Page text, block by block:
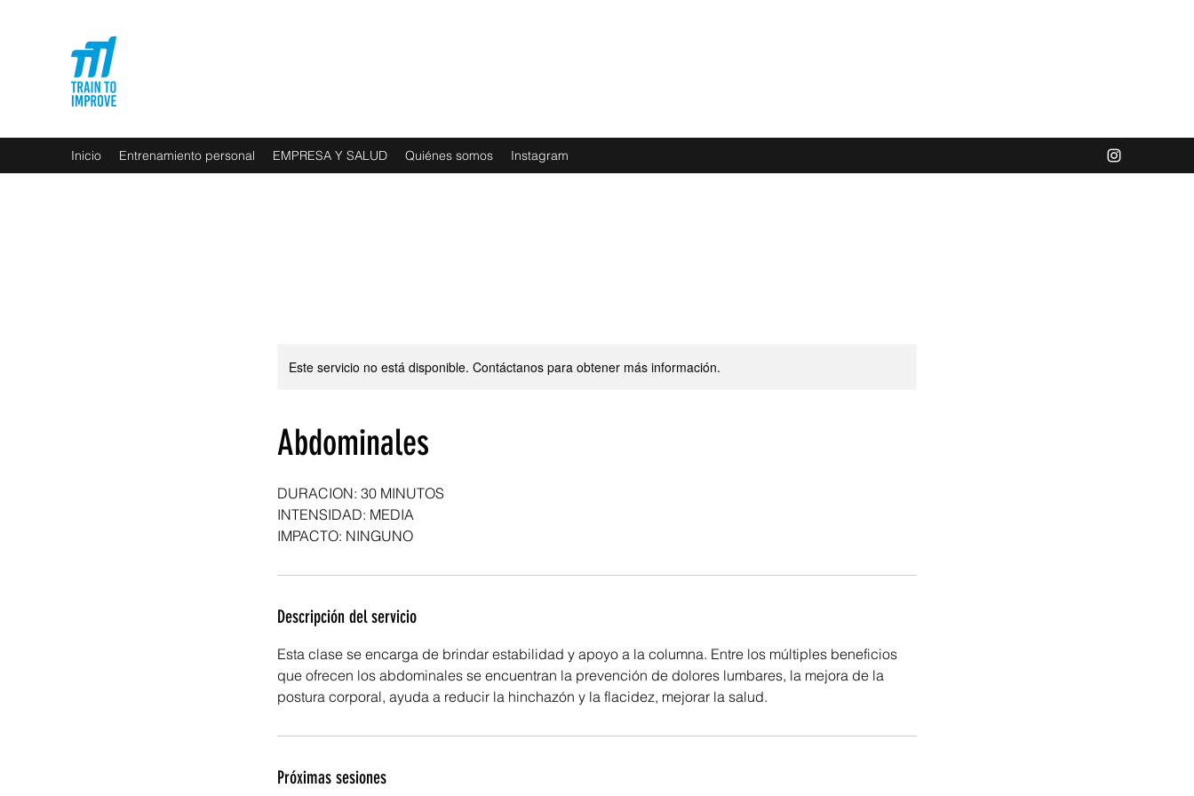
Inicio Entrenamiento personal EMPRESA Y SALUD Quiénes somos Instagram
Este servicio no está disponible. Contáctanos para obtener más información.
Abdominales
DURACION: 30 MINUTOS
INTENSIDAD: MEDIA
IMPACTO: NINGUNO
Descripción del servicio
Esta clase se encarga de brindar estabilidad y apoyo a la columna. Entre los múltiples beneficios
que ofrecen los abdominales se encuentran la prevención de dolores lumbares, la mejora de la
postura corporal, ayuda a reducir la hinchazón y la flacidez, mejorar la salud.
Próximas sesiones